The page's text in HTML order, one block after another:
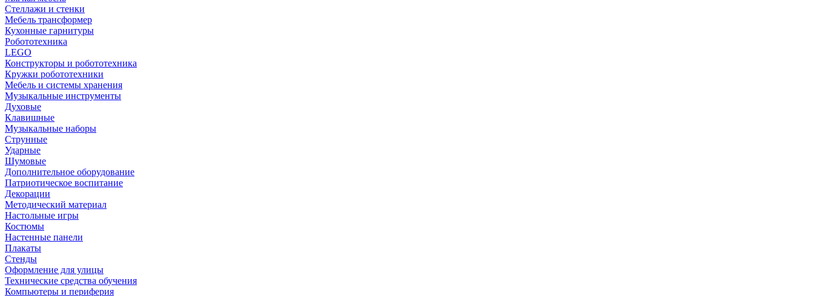
Стеллажи и стенки
Мебель трансформер
Кухонные гарнитуры
Робототехника
LEGO
Конструкторы и робототехника
Кружки робототехники
Мебель и системы хранения
Музыкальные инструменты
Духовые
Клавишные
Музыкальные наборы
Струнные
Ударные
Шумовые
Дополнительное оборудование
Патриотическое воспитание
Декорации
Методический материал
Настольные игры
Костюмы
Настенные панели
Плакаты
Стенды
Оформление для улицы
Технические средства обучения
Компьютеры и периферия